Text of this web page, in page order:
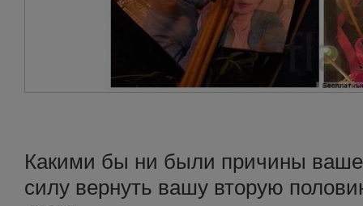
Какими бы ни были причины
силу вернуть вашу вторую